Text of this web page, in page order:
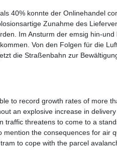
40% konnte der Onlinehandel
Zunahme des
Im Ansturm der emsig hin-und
Von den Folgen für die
die Straßenbahn zur
to record growth rates of more
an explosive increase in
traffic threatens to come to a
the consequences for air
to cope with the parcel